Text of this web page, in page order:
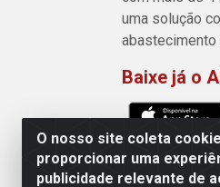
O nosso site coleta
proporcionar uma
publicidade relevante de
uma solução
abastecimento
Baixe já o